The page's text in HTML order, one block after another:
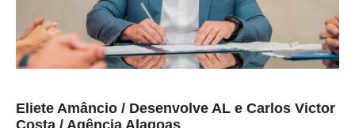
Eliete Amâncio / Desenvolve AL e Carlos Victor
Costa / Agência Alagoas